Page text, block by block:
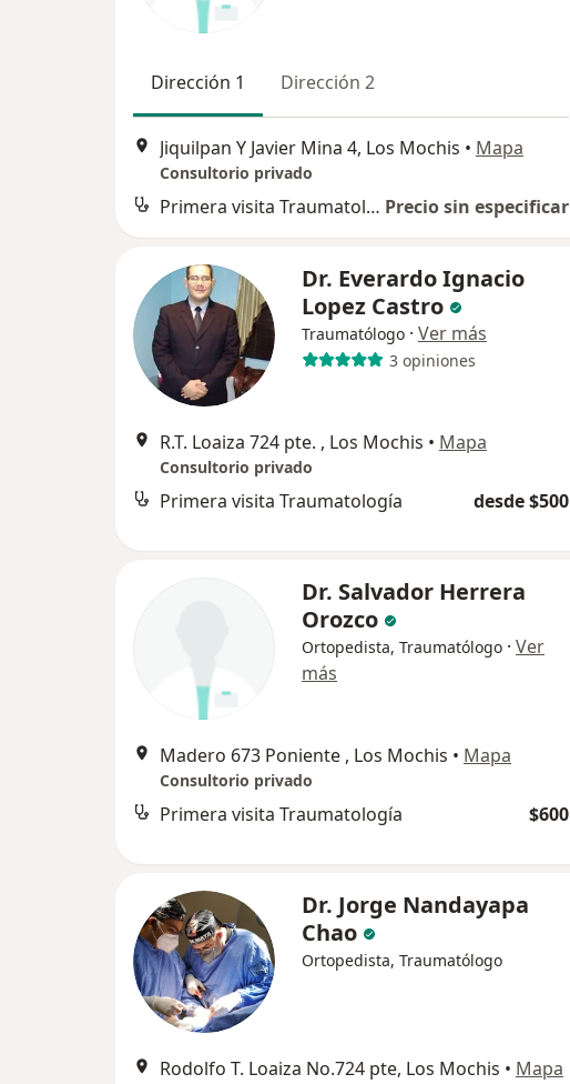
Dirección 1 Dirección 2
Jiquilpan Y Javier Mina 4, Los Mochis • Mapa
Consultorio privado
Primera visita Traumatología Precio sin especificar
Dr. Everardo Ignacio
Lopez Castro
Traumatólogo · Ver más
3 opiniones
R.T. Loaiza 724 pte. , Los Mochis • Mapa
Consultorio privado
Primera visita Traumatología desde $500
Dr. Salvador Herrera
Orozco
Ortopedista, Traumatólogo · Ver
más
Madero 673 Poniente , Los Mochis • Mapa
Consultorio privado
Primera visita Traumatología $600
Dr. Jorge Nandayapa
Chao
Ortopedista, Traumatólogo
Rodolfo T. Loaiza No.724 pte, Los Mochis • Mapa